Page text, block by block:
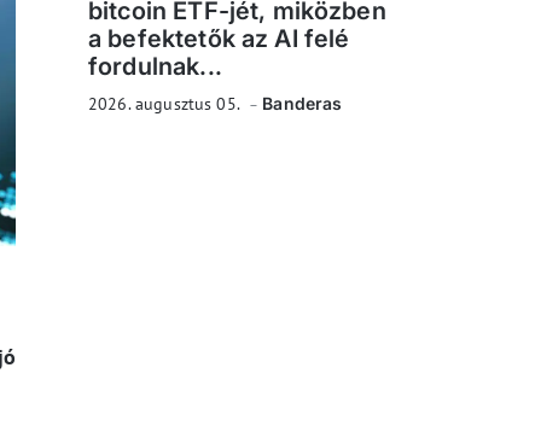
bitcoin ETF-jét, miközben
a befektetők az AI felé
fordulnak...
2026. augusztus 05. Banderas